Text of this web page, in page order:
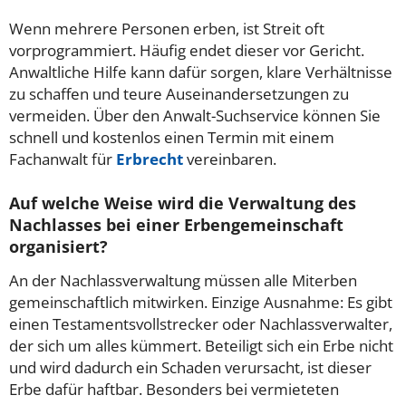
Wenn mehrere Personen erben, ist Streit oft
vorprogrammiert. Häufig endet dieser vor Gericht.
Anwaltliche Hilfe kann dafür sorgen, klare Verhältnisse
zu schaffen und teure Auseinandersetzungen zu
vermeiden. Über den Anwalt-Suchservice können Sie
schnell und kostenlos einen Termin mit einem
Fachanwalt für Erbrechtvereinbaren.
Auf welche Weise wird die Verwaltung des
Nachlasses bei einer Erbengemeinschaft
organisiert?
An der Nachlassverwaltung müssen alle Miterben
gemeinschaftlich mitwirken. Einzige Ausnahme: Es gibt
einen Testamentsvollstrecker oder Nachlassverwalter,
der sich um alles kümmert. Beteiligt sich ein Erbe nicht
und wird dadurch ein Schaden verursacht, ist dieser
Erbe dafür haftbar. Besonders bei vermieteten